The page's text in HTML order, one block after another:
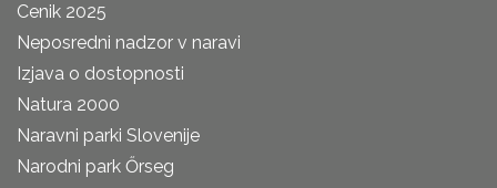
Cenik 2025
Neposredni nadzor v naravi
Izjava o dostopnosti
Natura 2000
Naravni parki Slovenije
Narodni park Őrseg